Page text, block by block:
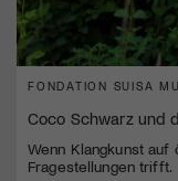
FONDATION SUISA
Coco Schwarz und
Wenn Klangkunst
Fragestellungen trifft.